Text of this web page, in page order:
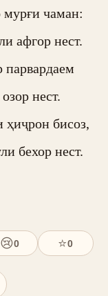
мурғи чаман:
афгор нест.
парвардаем
нест.
ҳиҷрон бисоз,
бехор нест.
😢0 ⭐0